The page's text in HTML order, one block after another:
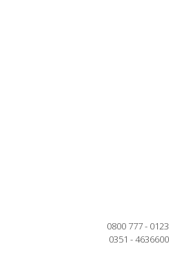
0800 777 - 0123
0351 - 4636600